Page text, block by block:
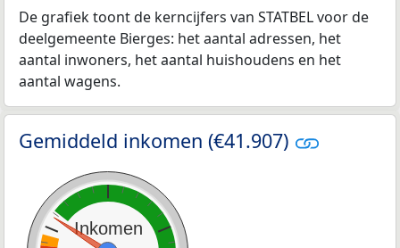
De grafiek toont de kerncijfers van STATBEL voor de
deelgemeente Bierges: het aantal adressen, het
aantal inwoners, het aantal huishoudens en het
aantal wagens.
Gemiddeld inkomen (€41.907)
Inkomen